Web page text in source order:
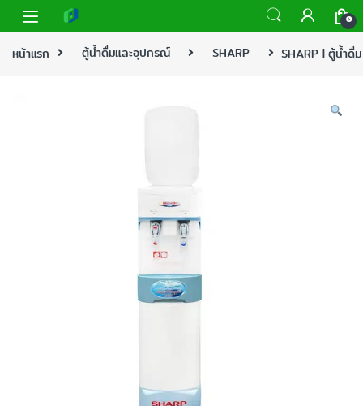
0
หน้าแรก ตู้น้ำดื่มและอุปกรณ์ SHARP SHARP | ตู้น้ำดื่